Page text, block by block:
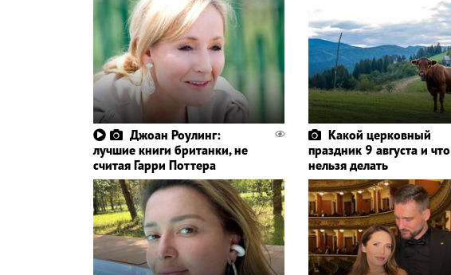
Джоан Роулинг:
лучшие книги британки, не
считая Гарри Поттера
Какой церковный
праздник 9 августа и что
нельзя делать